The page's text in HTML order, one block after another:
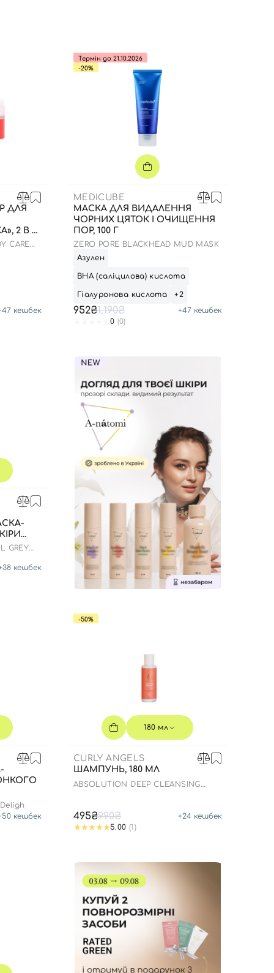
ДЛЯ
2 В 1
CARE
47кешбек
Термін до 21.10.2026
-20%
MEDICUBE
МАСКА ДЛЯ ВИДАЛЕННЯ
ЧОРНИХ ЦЯТОК І ОЧИЩЕННЯ
ПОР, 100 Г
ZERO PORE BLACKHEAD MUD MASK
Азулен
ВНА (саліцилова) кислота
Гіалуронова кислота +2
952₴1,190₴ +47кешбек
0 (0)
МЛ
GREY
38кешбек
50кешбек
-50%
180 мл
CURLY ANGELS
ШАМПУНЬ, 180 МЛ
ABSOLUTION DEEP CLEANSING
495₴990₴ +24 кешбек
5.00 (1)